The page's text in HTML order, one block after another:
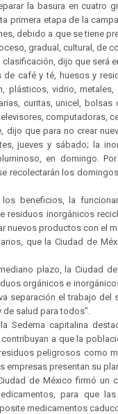
la basura en cuatro
primera etapa de la
debido a que se tiene
gradual, cultural, de
clasificación, dijo que será
de café y té, huesos y
plásticos, vidrio,
curitas, unicel,
computadoras,
dijo que para no crear
jueves y sábado; la
en domingo.
recolectarán los
beneficios, la
residuos inorgánicos
nuevos productos con el
que la Ciudad de
plazo, la Ciudad
orgánicos e
separación el trabajo
de salud para todos”.
Sedema capitalina
a que la
peligrosos como
empresas presentan su
de México firmó un
para que
medicamentos